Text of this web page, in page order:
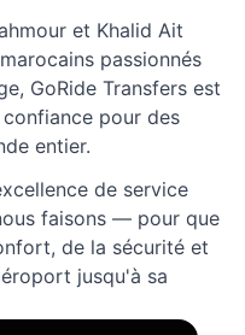
et Khalid Ait
passionnés
GoRide Transfers est
pour des
entier.
de service
faisons — pour que
de la sécurité et
jusqu'à sa